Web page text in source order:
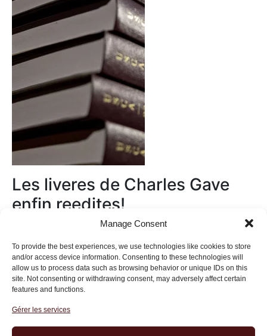
Manage Consent
To provide the best experiences, we use technologies like cookies to store
and/or access device information. Consenting to these technologies will
allow us to process data such as browsing behavior or unique IDs on this
site. Not consenting or withdrawing consent, may adversely affect certain
features and functions.
Gérer les services
Les liveres de Charles Gave
enfin reedites!
Institut des Libertés